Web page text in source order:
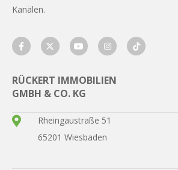
Kanälen.
RÜCKERT IMMOBILIEN
GMBH & CO. KG
Rheingaustraße 51
65201 Wiesbaden